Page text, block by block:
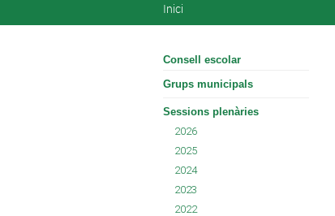
Inici
Consell escolar
Grups municipals
Sessions plenàries
2026
2025
2024
2023
2022